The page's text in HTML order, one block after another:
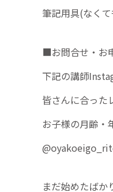
筆記用具(なく
■お問合せ・お
下記の講師
皆さんに合った
お子様の月齢・
まだ始めたばか